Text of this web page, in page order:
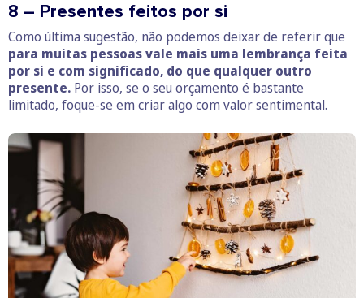
8 – Presentes feitos por si
Como última sugestão, não podemos deixar de referir que
para muitas pessoas vale mais uma lembrança feita
por si e com significado, do que qualquer outro
presente. Por isso, se o seu orçamento é bastante
limitado, foque-se em criar algo com valor sentimental.